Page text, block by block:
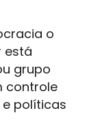
o
está
grupo
controle
políticas